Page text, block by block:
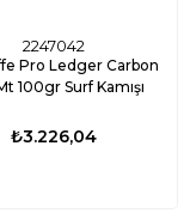
2247042
Pro Ledger Carbon
100gr Surf Kamışı
₺3.226,04